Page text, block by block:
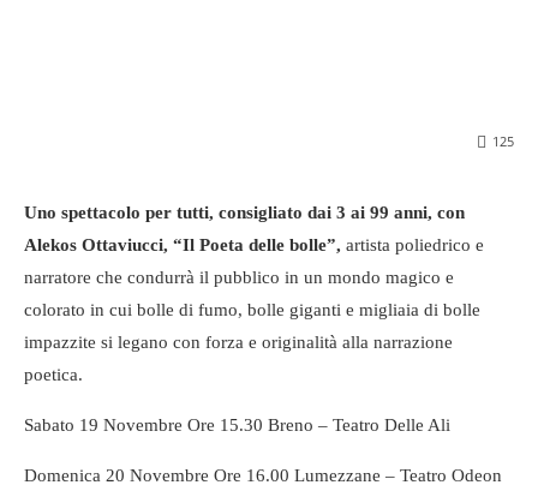
125
Uno spettacolo per tutti, consigliato dai 3 ai 99 anni, con
Alekos Ottaviucci, “Il Poeta delle bolle”, artista poliedrico e
narratore che condurrà il pubblico in un mondo magico e
colorato in cui bolle di fumo, bolle giganti e migliaia di bolle
impazzite si legano con forza e originalità alla narrazione
poetica.
Sabato 19 Novembre Ore 15.30 Breno – Teatro Delle Ali
Domenica 20 Novembre Ore 16.00 Lumezzane – Teatro Odeon